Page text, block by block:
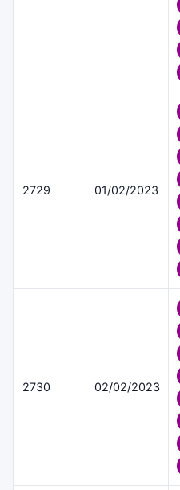
2729 01/02/2023
2730 02/02/2023